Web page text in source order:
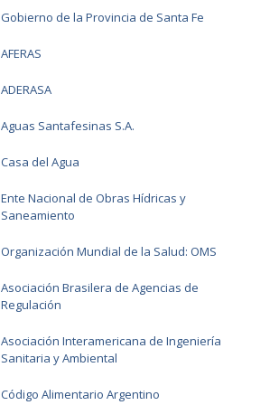
Informes GCC FEBRERO 2026
Gobierno de la Provincia de Santa Fe
AFERAS
ADERASA
Aguas Santafesinas S.A.
Casa del Agua
Ente Nacional de Obras Hídricas y
Saneamiento
Organización Mundial de la Salud: OMS
Asociación Brasilera de Agencias de
Regulación
Asociación Interamericana de Ingeniería
Sanitaria y Ambiental
Código Alimentario Argentino